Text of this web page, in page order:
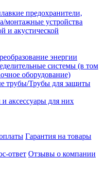
предохранители,
монтажные устройства
и акустической
энергии
системы (в том
оборудование)
трубы/Трубы для защиты
аксессуары для них
Гарантия на товары
ответ Отзывы о компании